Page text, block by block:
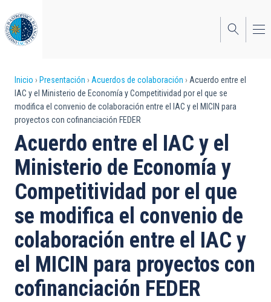
al
contenido
principal
Sobrescribir
enlaces
de
ayuda
a
la
navegación
Inicio Presentación Acuerdos de colaboración
Acuerdo entre el
IAC y el Ministerio de Economía y Competitividad por el que se
modifica el convenio de colaboración entre el IAC y el MICIN para
proyectos con cofinanciación FEDER
Acuerdo entre el IAC y el
Ministerio de Economía y
Competitividad por el que
se modifica el convenio de
colaboración entre el IAC y
el MICIN para proyectos con
cofinanciación FEDER